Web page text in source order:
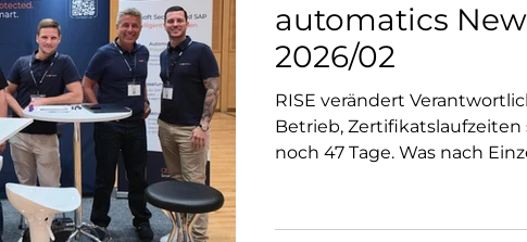
automatics
2026/02
RISE verändert
Betrieb,
noch 47 Tage. Was nach Einzelthemen klingt,
mehr Sicherheit,